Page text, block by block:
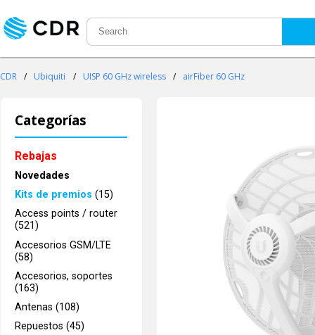
CDR / Ubiquiti / UISP 60 GHz wireless / airFiber 60 GHz
Categorías
Rebajas
Novedades
Kits de premios (15)
Access points / router
(521)
Accesorios GSM/LTE
(58)
Accesorios, soportes
(163)
Antenas (108)
Repuestos (45)